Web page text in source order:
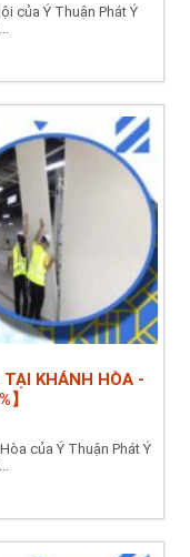
của Ý Thuận Phát Ý
KHÁNH HÒA -
của Ý Thuận Phát Ý